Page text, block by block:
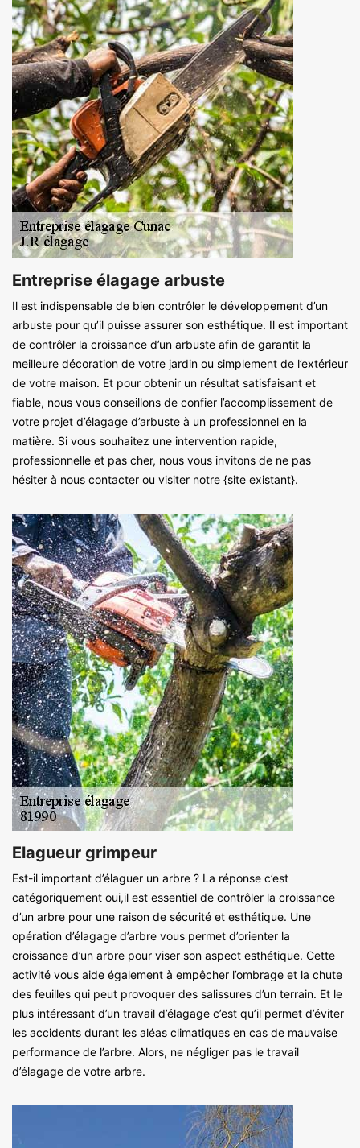
Entreprise élagage arbuste
Il est indispensable de bien contrôler le développement d’un
arbuste pour qu’il puisse assurer son esthétique. Il est important
de contrôler la croissance d’un arbuste afin de garantit la
meilleure décoration de votre jardin ou simplement de l’extérieur
de votre maison. Et pour obtenir un résultat satisfaisant et
fiable, nous vous conseillons de confier l’accomplissement de
votre projet d’élagage d’arbuste à un professionnel en la
matière. Si vous souhaitez une intervention rapide,
professionnelle et pas cher, nous vous invitons de ne pas
hésiter à nous contacter ou visiter notre {site existant}.
Elagueur grimpeur
Est-il important d’élaguer un arbre ? La réponse c’est
catégoriquement oui,il est essentiel de contrôler la croissance
d’un arbre pour une raison de sécurité et esthétique. Une
opération d’élagage d’arbre vous permet d’orienter la
croissance d’un arbre pour viser son aspect esthétique. Cette
activité vous aide également à empêcher l’ombrage et la chute
des feuilles qui peut provoquer des salissures d’un terrain. Et le
plus intéressant d’un travail d’élagage c’est qu’il permet d’éviter
les accidents durant les aléas climatiques en cas de mauvaise
performance de l’arbre. Alors, ne négliger pas le travail
d’élagage de votre arbre.